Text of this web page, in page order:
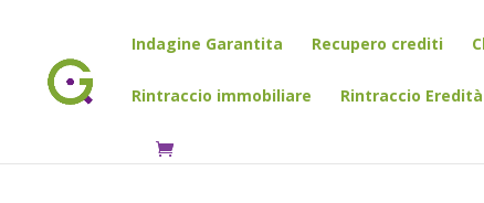
Indagine Garantita Recupero crediti
Rintraccio immobiliare Rintraccio Eredità